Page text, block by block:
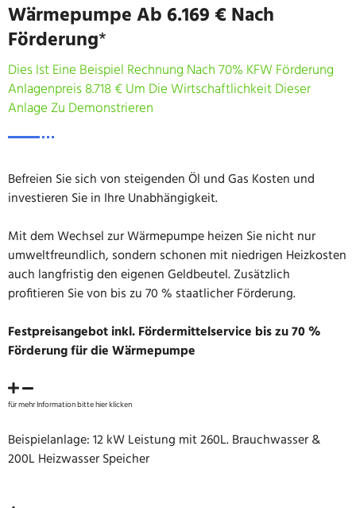
Wärmepumpe Ab 6.169 € Nach
Förderung*
Dies Ist Eine Beispiel Rechnung Nach 70% KFW Förderung
Anlagenpreis 8.718 € Um Die Wirtschaftlichkeit Dieser
Anlage Zu Demonstrieren
Befreien Sie sich von steigenden Öl und Gas Kosten und
investieren Sie in Ihre Unabhängigkeit.
Mit dem Wechsel zur Wärmepumpe heizen Sie nicht nur
umweltfreundlich, sondern schonen mit niedrigen Heizkosten
auch langfristig den eigenen Geldbeutel. Zusätzlich
profitieren Sie von bis zu 70 % staatlicher Förderung.
Festpreisangebot inkl. Fördermittelservice bis zu 70 %
Förderung für die Wärmepumpe
für mehr Information bitte hier klicken
Beispielanlage: 12 kW Leistung mit 260L. Brauchwasser &
200L Heizwasser Speicher